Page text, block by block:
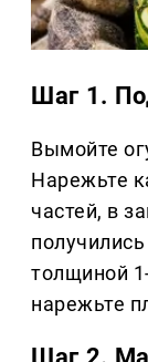
Шаг 1.
Вымойте
Нарежьте
частей, в
толщиной
нарежьте